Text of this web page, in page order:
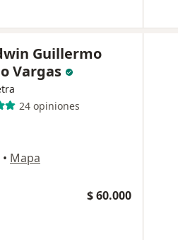
Guillermo
Vargas
24 opiniones
• Mapa
$ 60.000